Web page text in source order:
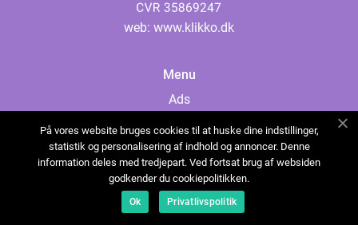
web: www.klikko.dk
Menu
Ads
Cookies
Contact
Sitemap
På vores website bruges cookies til at huske dine indstillinger,
statistik og personalisering af indhold og annoncer. Denne
information deles med tredjepart. Ved fortsat brug af websiden
godkender du cookiepolitikken.
Ok Privatlivspolitik